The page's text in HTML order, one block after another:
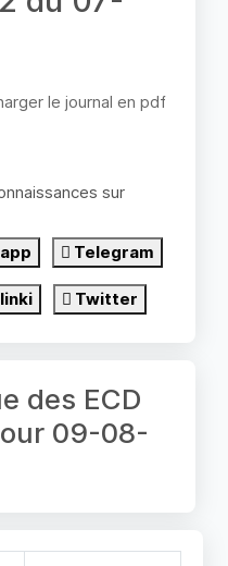
le journal en pdf
sur
Telegram
Twitter
des ECD
09-08-